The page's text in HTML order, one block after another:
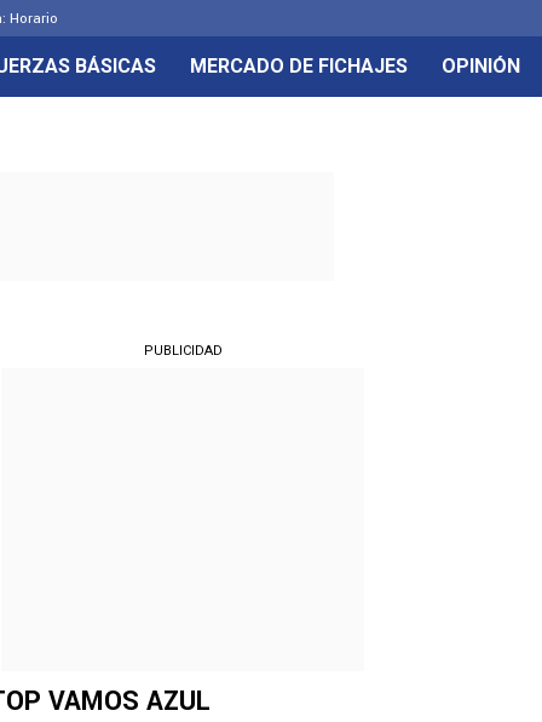
Horario
BÁSICAS MERCADO DE FICHAJES OPINIÓN
PUBLICIDAD
VAMOS AZUL